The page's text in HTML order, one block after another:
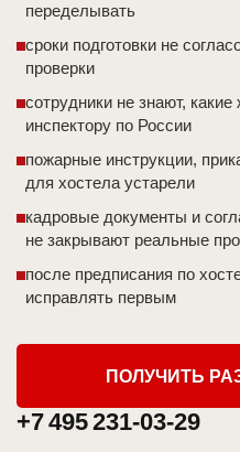
переделывать
сроки подготовки не
проверки
сотрудники не знают,
инспектору по России
пожарные инструкции,
для хостела устарели
кадровые документы и
не закрывают реальные
после предписания по
исправлять первым
ПОЛУЧИТЬ
+7 495 231-03-29